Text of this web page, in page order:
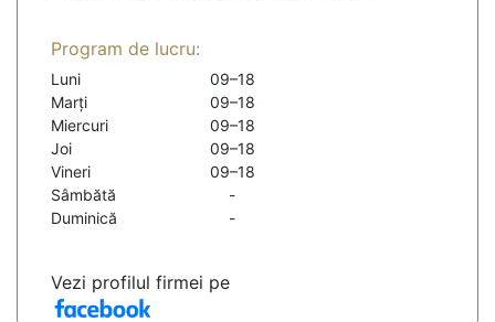
Program de lucru:
Luni
09–18
Marți
09–18
Miercuri
09–18
Joi
09–18
Vineri
09–18
Sâmbătă
-
Duminică
-
Vezi profilul firmei pe